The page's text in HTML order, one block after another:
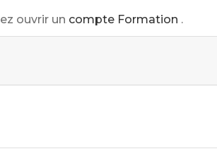
ouvrir un compte Formation .